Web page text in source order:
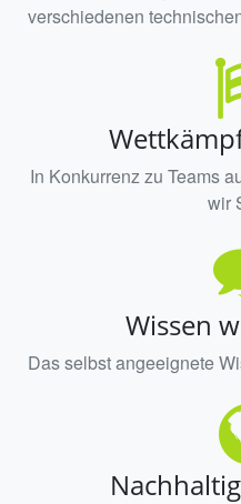
verschiedenen
In Konkurrenz zu Teams
wir
Wissen
Das selbst angeeignete